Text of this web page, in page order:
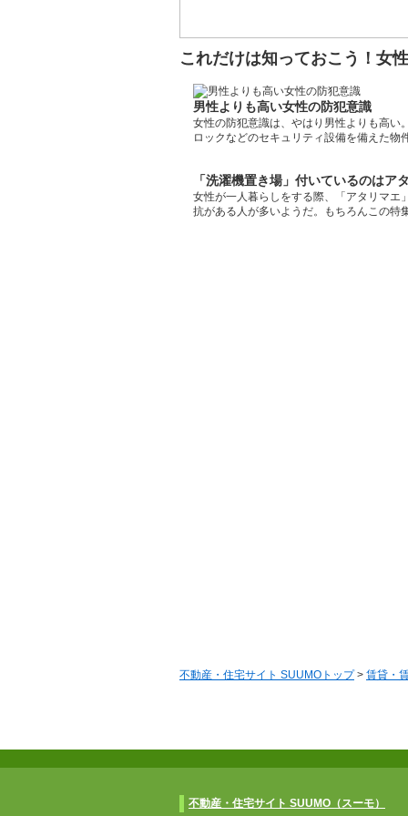
これだけは知っておこう！女
男性よりも高い女性の防犯意識
女性の防犯意識は、やはり男性よりも高い
ロックなどのセキュリティ設備を備えた物
「洗濯機置き場」付いているのはア
女性が一人暮らしをする際、「アタリマエ
抗がある人が多いようだ。もちろんこの特
不動産・住宅サイト SUUMOトップ> 賃貸・
不動産・住宅サイト SUUMO（スーモ）